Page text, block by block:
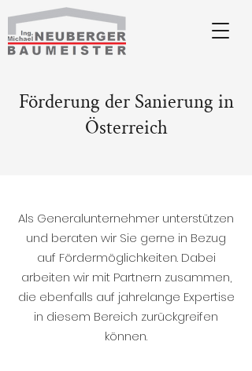
Förderung der Sanierung in
Österreich
Als Generalunternehmer unterstützen
und beraten wir Sie gerne in Bezug
auf Fördermöglichkeiten. Dabei
arbeiten wir mit Partnern zusammen,
die ebenfalls auf jahrelange Expertise
in diesem Bereich zurückgreifen
können.